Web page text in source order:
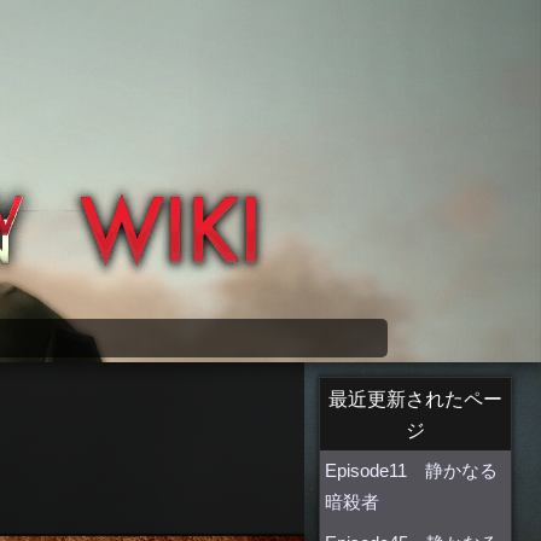
最近更新されたペー
ジ
Episode11 静かなる
暗殺者